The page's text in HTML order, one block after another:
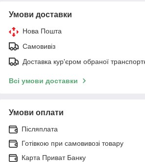
Умови доставки
Нова Пошта
Самовивіз
Доставка кур'єром обраної
Всі умови доставки
Умови оплати
Післяплата
Готівкою при самовивозі товару
Карта Приват Банку